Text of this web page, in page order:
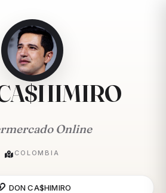
Online
COLOMBIA
DON CA$HIMIRO